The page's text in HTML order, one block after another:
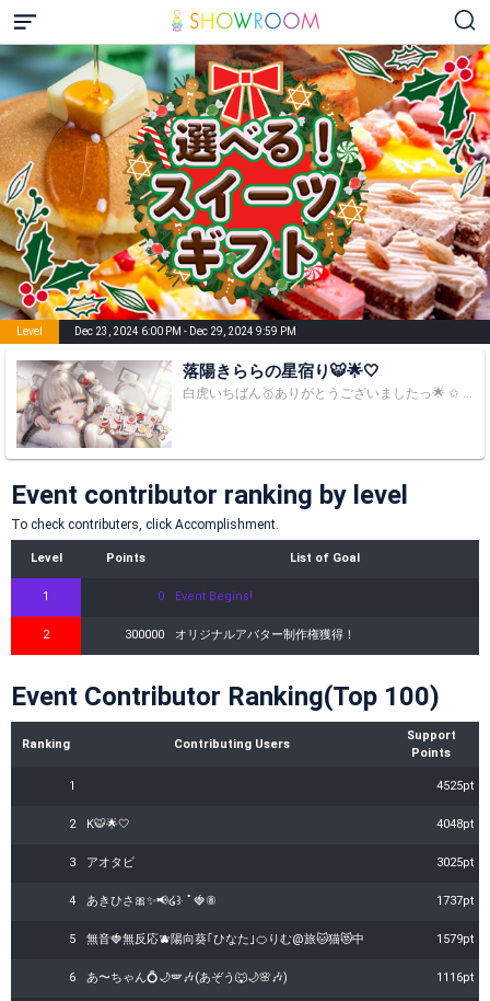
Level Dec 23, 2024 6:00 PM - Dec 29, 2024 9:59 PM
落陽きららの星宿り🐯🌟🤍
白虎いちばん🥇ありがとうございましたっ🌟 ✩ ⋆ ✩ ⋆ ✩ ⋆ ✩ ⋆ ✩ ⋆ ✩ ⋆ ✩ ⋆ ✩ ⋆ ✩ はるか西にある白虎の星から来た 落陽きらら っていいます🌟 きらきらといっぱい輝く白虎になるため修行中！がんばる🐯 みんなとお話しながらのんびりお歌うたうのが好き💕 いっぱいあそぼう！ ✩ ⋆ ✩ ⋆ ✩ ⋆ ✩ ⋆ ✩ ⋆ ✩ ⋆ ✩ ⋆ ✩ ⋆ ✩ 🐯きららの好き チョコ・お菓子・かわいいもの・構ってくれる人・歌うこと・お話すること・おでかけ・ゲーム・アニメみること・マンガ読むこと ✩ ⋆ ✩ ⋆ ✩ ⋆ ✩ ⋆ ✩ ⋆ ✩ ⋆ ✩ ⋆ ✩ ⋆ ✩ 22時30分以降は歌えません～！✖ 🐯リクエスト欲しいリスト 歌枠のときはぜひリクエストしてねっ がんばって歌います🎤 🤍かわいい曲🤍 わたしの一番かわいいところ/気まぐれロマンティック/可愛くてごめん/ファンサ/私、アイドル宣言 /世界は恋に落ちている/同担☆拒否/ヒロイン育成計画/愛包ダンスホール/無重力シャトル/好きがレベチ/絶対アイドル辞めないで/かわいいだけじゃだめですか？ 🤍かっこいい曲🤍 シャルル/花に亡霊/夜に駆ける/唱/Mela!/Overdose/ルマ/オトナブルー/鬼ノ宴/星が瞬くこんな夜に/モエチャッカファイア/ルル/Bunny Girl 🤍リクエストあった時だけ🤍 粛聖!! ロリ神レクイエム☆ 🤍ボカロ🤍 千本桜/魔法少女とチョコレゐト/強風オールバック/寝起きヤシの木/初めての恋が終わる時/きゅうくらりん/サラマンダー/メルト/トンデモワンダース/テレキャスタービーボーイ/エンヴィーベイビー/KING/アイデンティティ/酔いどれ知らず/ロキ/テトリス/みむかぅわナイストライ/お返事まだカナおじさん構文/モニタリング 🤍アニソン🤍 アイドル/サインはB/祝福/Snow halation/ユメノトビラ/ミックスナッツ/君の知らない物語/恋愛サーキュレーション/帰り道/白金ディスコ/Marshmallow justice/風になる/only my railgun/God knows.../残響散歌/青空のラプソディ/ヒロガリズム/ドキメキダイアリー/おジャ魔女カーニバル！！/燦々デイズ/恋ノ行方/星座になれたら/THIS GAME/勇者/花になって/にゃんぼりーdeモッフィー!!/花ハ踊レヤいろはにほ/Baby Sweet Berry Love/ビビっとラブ/快眠!安眠!スヤリスト生活/Gimmme!/シカ色デイズ/UNDEAD 🤍マクロス🤍 F➜インフィニティ/トライアングラー/ニンジーンLOVES YOU YEAH！/ライオン/私の彼はパイロット/射手座☆午後九時 Don't be late/星間飛行/放課後オーバーフロウ Δ➜Giraffe Blues/Walkure Attack!/いけないボーダーライン/マダマニア/ルンがピカッと光ったら/ワルキューレがとまらない/ワルキューレは裏切らない/絶対零度θノヴァティック/僕らの戦場/涙目爆発音 🤍のんびりした曲🤍 奏（かなで）/夢をかなえてドラえもん/となりのトトロ/さんぽ/secret base～君がくれたもの～/涙そうそう/ハナミズキ/ベテルギウス 🤍90's？🤍 そばかす/ロビンソン/DAN DAN 心魅かれてく 🤍Vtuberさんの曲🤍 I’m Your Treasure Box ＊あなたは マリンせんちょうを たからばこからみつけた。/美少女無罪パイレーツ/#あくあ色ぱれっと/きらきら/あくたんのこと好きすぎ☆ソング/uni-birth/ビビデバ 少しずつ増やしていきます🎤🌟 ✩ ⋆ ✩ ⋆ ✩ ⋆ ✩ ⋆ ✩ ⋆ ✩ ⋆ ✩ ⋆ ✩ ⋆ ✩ 🌟きら星さんたちとのきらきらの旅🌟 🌟2023.0924 🥇 プレミアム個人Vオーディション～白帝白虎～ 🌟2023.1022 アバ権🌠達成 初心者スタートダッシュイベント vol.78 🌟2023.1029 アバ権🌠達成 初心者スタートダッシュイベント vol.79 🌟2023.1105 アバ権🌠達成 初心者スタートダッシュイベント vol.80 🌟2023.1112 アバ権🌠達成 初心者スタートダッシュイベント vol.81 🌟2023.1126 🎶🥉＆全体５位 Vライバー カラオケフリーク！Vol.5 🌟2023.1227 🥉＆アバ権🌠 【DELTA-V公式枠限定】イラストレーターが選べる！キービジュアル制作権獲得イベント 🌟2024.0218 🥈＆アバ権🌠 Vライバー Welcomeチャレンジ！Vol.9 🌟2024.0324 🥉＆アバ権🌠 草羽エル先生が描く、キービジュアル風イラスト制作権争奪戦！ 🌟2024.0512 18位🌟🚚掲載＆アバ権🌠 秋葉原を駆け抜ける大型アドトラック広告モデルイベント！Vol.3 初夏の大型スペシャル！ 🌟2024.0522 🥇＆アバ権🌠 【DELTA-V公式枠限定】バーチャルライバーフルスクラッチ3Dモデル獲得イベント ➡白帝白虎以降初めての🥇だよーーー！うれしい🥰 🌟20240609 特別審査員賞 FMラジオ2024年7月放送ラジオドラマ「つぼトラの日常」出演者オーディション ⇨アーカイブ：https://youtu.be/E-Wk6aKz010 🌟20240616 🎶🥈＆全体🥉＆アバ権🌠 Vライバー カラオケフリーク！Vol.10 🌟20240714 🎶4位＆全体🥉＆アバ権🌠 Vライバー カラオケフリーク！Vol.11 🌟20240804 🥇 市川うららFM「スタラジ」「ときめきフレーズグランプリ」ゲスト出演争奪戦！17 ⇨アーカイブ：https://youtu.be/y3R9aQxPL9U 🌟20240818 🥉＆アバ権🌠 草羽エル先生が描く、キービジュアル風イラスト制作権争奪戦！vol.5 🌟2024.0908 🎶🥉＆全体4位 Vライバー カラオケフリーク！Vol.13 🌟2024.1006 🎶5位＆全体6位＆アバ権🌠 Vライバー カラオケフリーク！Vol.14 🌟2024.1027 🎶5位＆全体6位 Vライバー カラオケフリーク！Vol.15 🌟2024.1117 🥉＆アバ権🌠 VTuber専門情報誌「VTuberスタイル 1月号」誌面掲載バトル！ たくさん応援ありがと✨ これからもきらきらびゃっこになるための修行がんばるっ🐯 ✩ ⋆ ✩ ⋆ ✩ ⋆ ✩ ⋆ ✩ ⋆ ✩ ⋆ ✩ ⋆ ✩ ⋆ ✩ ※注意事項※ 🌟未認証状態での応援はきららのパワーにはならないみたい… 悲しいね🥲 🌟サブ垢など複数のアカウントでの応援はあとあときららのパワーから消えちゃうみたい💦 いっぱい悲しいね😭 ⇩お借りしてます⇩ 🌟液タブ＆星の杖 Lita さん https://x.com/LitaVtuber
Event contributor ranking by level
To check contributers, click Accomplishment.
Level Points List of Goal
1 0 Event Begins!
2 300000 オリジナルアバター制作権獲得！
Event Contributor Ranking(Top 100)
Ranking Contributing Users
Support
Points
1 4525pt
2 K🐯🌟🤍 4048pt
3 アオタビ 3025pt
4 あきひさ🎀✨📢໒꒱· ﾟ🍓⑧ 1737pt
5 無音🍓無反応🫐陽向葵｢ひなた｣🍊りむ@旅🐱猫😻‪中 1579pt
6 あ〜ちゃん💍🌙🪽🎶(あぞう🐺🌙🌸🎶) 1116pt